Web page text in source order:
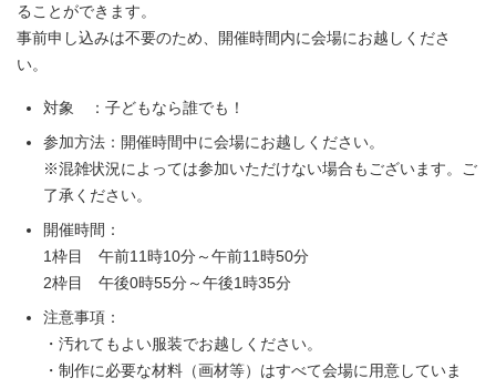
ることができます。
事前申し込みは不要のため、開催時間内に会場にお越しくださ
い。
対象 ：子どもなら誰でも！
参加方法：開催時間中に会場にお越しください。
※混雑状況によっては参加いただけない場合もございます。ご
了承ください。
開催時間：
1枠目 午前11時10分～午前11時50分
2枠目 午後0時55分～午後1時35分
注意事項：
・汚れてもよい服装でお越しください。
・制作に必要な材料（画材等）はすべて会場に用意していま